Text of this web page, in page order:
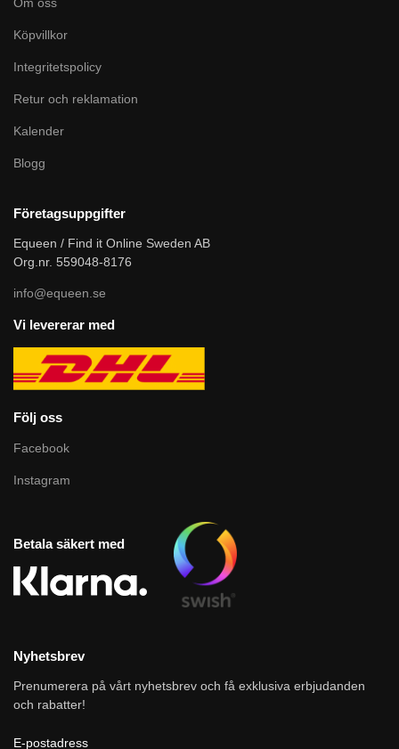
Köpvillkor
Integritetspolicy
Retur och reklamation
Kalender
Blogg
Företagsuppgifter
Equeen / Find it Online Sweden AB
Org.nr. 559048-8176
info@equeen.se
Vi levererar med
Följ oss
Facebook
Instagram
Betala säkert med
Nyhetsbrev
Prenumerera på vårt nyhetsbrev och få exklusiva erbjudanden
och rabatter!
E-postadress